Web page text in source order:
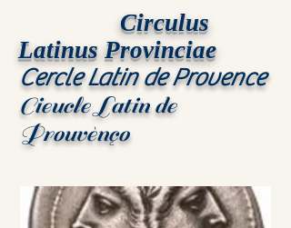
Circulus
Latinus Provinciae
Cercle Latin de Provence
Cieucle Latin de
Prouvènço